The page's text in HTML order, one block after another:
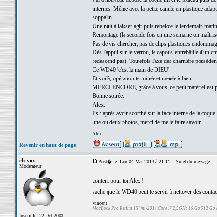
internes. Même avec la petite canule en plastique
soppalin.
Une nuit à laisser agir puis rebelote le lendemain
Remontage (la seconde fois en une semaine on
Pas de vis chercher, pas de clips plastiques
Dès l'appui sur le verrou, le capot s’entrebâille d'un
redescend pas). Toutefois l'axe des charnière
Ce WD40 'c'est la main de DIEU'.
Et voilà, opération terminée et menée à bien.
MERCI ENCORE, grâce à vous, ce petit matériel est
Bonne soirée.
Alex.
Ps : après avoir scotché sur la face interne de la
une ou deux photos, merci de me le faire savoir.
Alex
Revenir en haut de page
ch-vox
Modérateur
Inscrit le: 22 Oct 2003
Post� le: Lun 04 Mar 2013 à 21:11 Sujet du message:
content pour toi Alex !
sache que le WD40 peut te servir à nettoyer des
Vincent
MacBook Pro Retina 15" mi-2014 Core i7 2,5GHz 16 Go 512 Go